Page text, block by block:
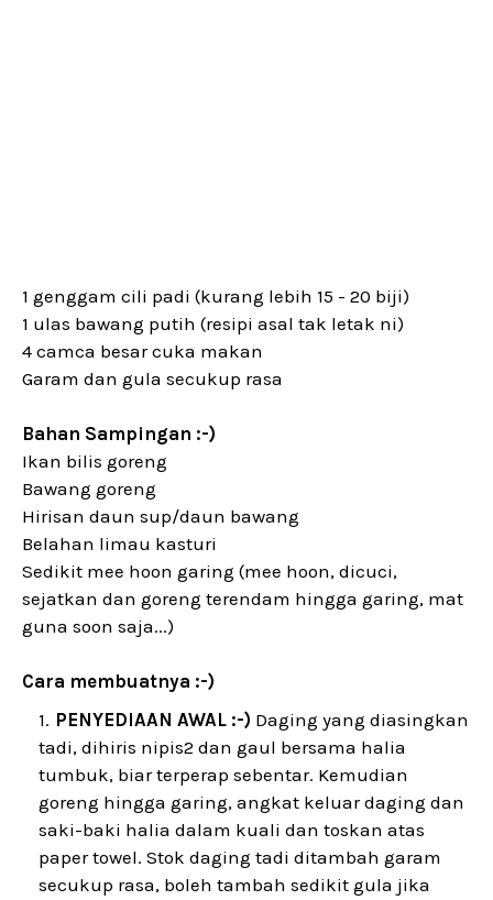
1 genggam cili padi (kurang lebih 15 - 20 biji)
1 ulas bawang putih (resipi asal tak letak ni)
4 camca besar cuka makan
Garam dan gula secukup rasa
Bahan Sampingan :-)
Ikan bilis goreng
Bawang goreng
Hirisan daun sup/daun bawang
Belahan limau kasturi
Sedikit mee hoon garing (mee hoon, dicuci,
sejatkan dan goreng terendam hingga garing, mat
guna soon saja...)
Cara membuatnya :-)
PENYEDIAAN AWAL :-) Daging yang diasingkan
tadi, dihiris nipis2 dan gaul bersama halia
tumbuk, biar terperap sebentar. Kemudian
goreng hingga garing, angkat keluar daging dan
saki-baki halia dalam kuali dan toskan atas
paper towel. Stok daging tadi ditambah garam
secukup rasa, boleh tambah sedikit gula jika